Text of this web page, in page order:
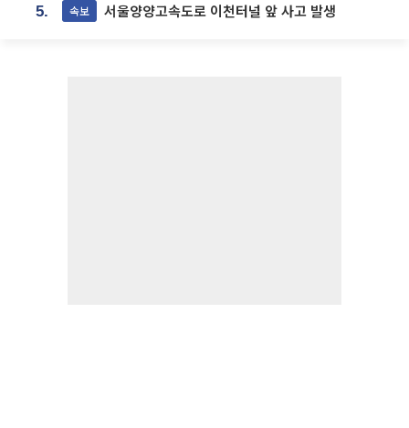
5. 속보 서울양양고속도로 이천터널 앞 사고 발생